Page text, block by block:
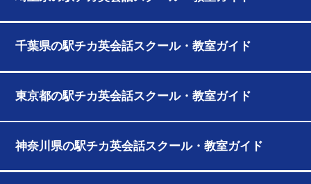
千葉県の駅チカ英会話スクール・教室ガイド
東京都の駅チカ英会話スクール・教室ガイド
神奈川県の駅チカ英会話スクール・教室ガイド